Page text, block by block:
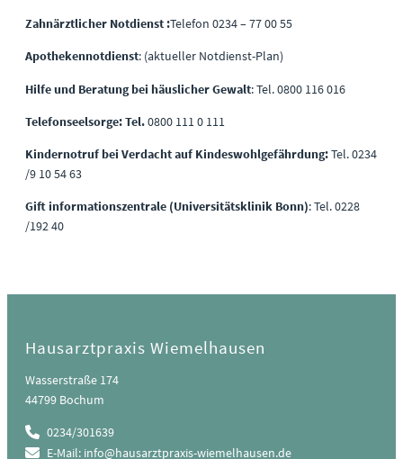
Zahnärztlicher Notdienst :Telefon 0234 – 77 00 55
Apothekennotdienst: (aktueller Notdienst-Plan)
Hilfe und Beratung bei häuslicher Gewalt: Tel. 0800 116 016
Telefonseelsorge: Tel.0800 111 0 111
Kindernotruf bei Verdacht auf Kindeswohlgefährdung:Tel. 0234
/9 10 54 63
Gift informationszentrale (Universitätsklinik Bonn): Tel. 0228
/192 40
Hausarztpraxis Wiemelhausen
Wasserstraße 174
44799 Bochum
0234/301639
E-Mail: info@hausarztpraxis-wiemelhausen.de